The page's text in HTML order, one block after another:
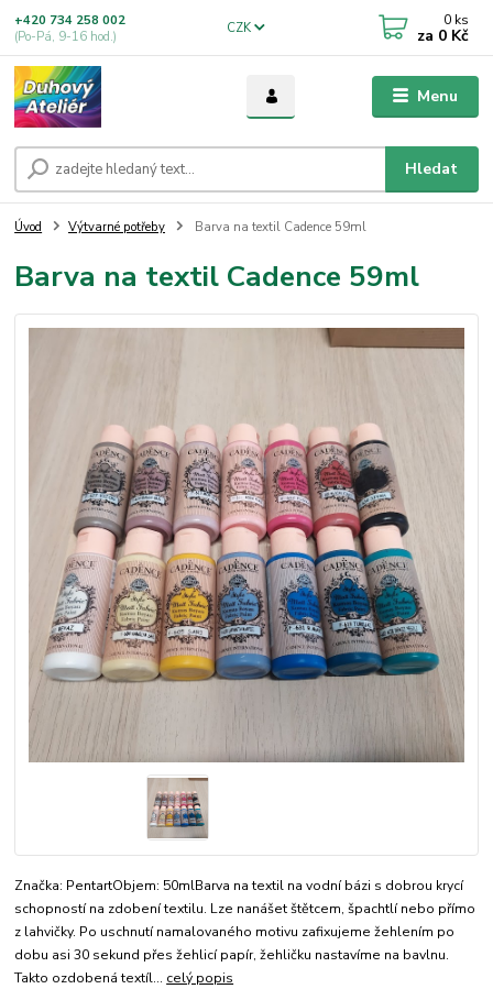
Menu
CZK
Hledat
+420 734 258 002
(Po-Pá, 9-16 hod.)
0 ks
za 0 Kč
Úvod Výtvarné potřeby Barva na textil Cadence 59ml
Barva na textil Cadence 59ml
Značka: PentartObjem: 50mlBarva na textil na vodní bázi s dobrou krycí
schopností na zdobení textilu. Lze nanášet štětcem, špachtlí nebo přímo
z lahvičky. Po uschnutí namalovaného motivu zafixujeme žehlením po
dobu asi 30 sekund přes žehlicí papír, žehličku nastavíme na bavlnu.
Takto ozdobená textíl... celý popis